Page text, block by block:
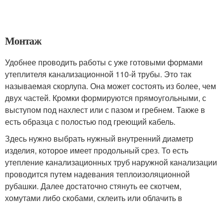
Монтаж
Удобнее проводить работы с уже готовыми формами
утеплителя канализационной 110-й трубы. Это так
называемая скорлупа. Она может состоять из более, чем
двух частей. Кромки формируются прямоугольными, с
выступом под нахлест или с пазом и гребнем. Также в
есть образца с полостью под греющий кабель.
Здесь нужно выбрать нужный внутренний диаметр
изделия, которое имеет продольный срез. То есть
утепление канализационных труб наружной канализации
проводится путем надевания теплоизоляционной
рубашки. Далее достаточно стянуть ее скотчем,
хомутами либо скобами, склеить или облачить в